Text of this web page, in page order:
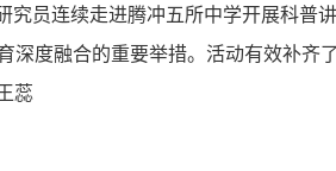
究员连续走进腾冲五所中学开展科普
深度融合的重要举措。活动有效补齐
蕊